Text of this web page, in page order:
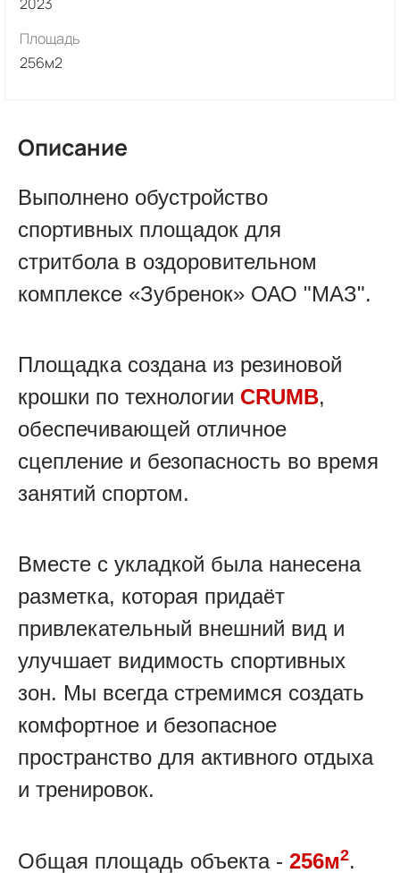
Площадь
256м2
Описание
Выполнено обустройство
спортивных площадок для
стритбола в оздоровительном
комплексе «Зубренок» ОАО "МАЗ".
Площадка создана из резиновой
крошки по технологии CRUMB,
обеспечивающей отличное
сцепление и безопасность во время
занятий спортом.
Вместе с укладкой была нанесена
разметка, которая придаёт
привлекательный внешний вид и
улучшает видимость спортивных
зон. Мы всегда стремимся создать
комфортное и безопасное
пространство для активного отдыха
и тренировок.
Общая площадь объекта -256м2.